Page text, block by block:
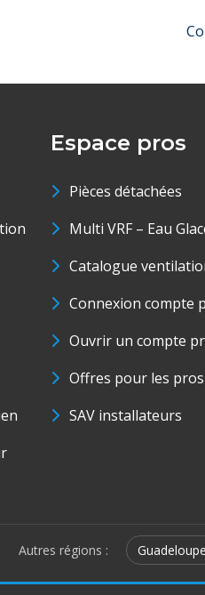
Espace pros
Pièces détachées
Multi VRF – Eau
Catalogue
Connexion compte
Ouvrir un compte
Offres pour les pros
SAV installateurs
Autres régions : Guadeloupe